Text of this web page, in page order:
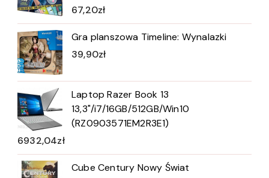
67,20zł
Gra planszowa Timeline: Wynalazki
39,90zł
Laptop Razer Book 13
13,3"/i7/16GB/512GB/Win10
(RZ0903571EM2R3E1)
6932,04zł
Cube Century Nowy Świat